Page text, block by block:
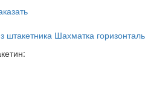
штакетника Шахматка